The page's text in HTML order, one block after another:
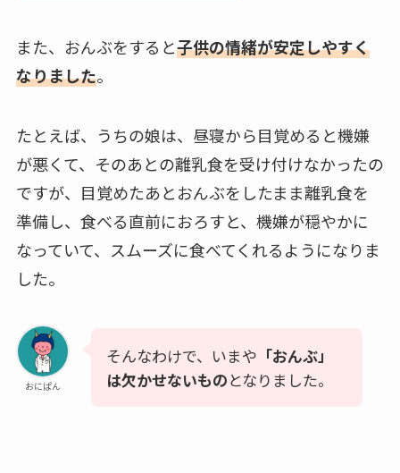
また、おんぶをすると子供の情緒が安定しやすく
なりました。
たとえば、うちの娘は、昼寝から目覚めると機嫌
が悪くて、そのあとの離乳食を受け付けなかったの
ですが、目覚めたあとおんぶをしたまま離乳食を
準備し、食べる直前におろすと、機嫌が穏やかに
なっていて、スムーズに食べてくれるようになりま
した。
おにぱん
そんなわけで、いまや 「おんぶ」
は欠かせないものとなりました。